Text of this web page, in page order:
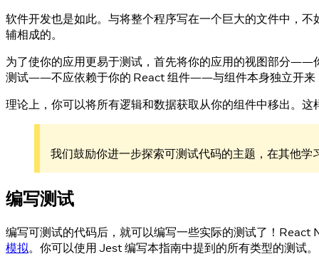
软件开发也是如此。与将整个程序写在一个巨大的文件中，
辅相成的。
为了使你的应用更易于测试，首先将你的应用的视图部分
测试——不应依赖于你的 React 组件——与组件本身独立开来
理论上，你可以将所有逻辑和数据获取从你的组件中移出。
我们鼓励你进一步探索可测试代码的主题，在其他学
编写测试
编写可测试的代码后，就可以编写一些实际的测试了！React
模拟。你可以使用 Jest 编写本指南中提到的所有类型的测试。